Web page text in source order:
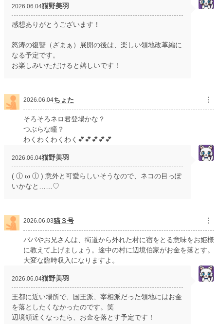
2026.06.04猫野美羽
感想ありがとうございます！
怒涛の復讐（ざまぁ）展開の後は、楽しい領地改革編に
なる予定です。
お楽しみいただけると嬉しいです！
2026.06.04ちょた ︙
そろそろネロ君登場かな？
つぶらな瞳？
わくわくわくわく💕💕💕💕💕
2026.06.04猫野美羽
( ⓛ ω ⓛ ) 意外と可愛らしいそうなので、ネコの目っぽ
いかなと……♡
2026.06.03猫３号 ︙
パパやお兄さんは、街道から外れた村に宿をとる意味をお姫様
に教えて上げましょう。途中の村に辺境伯家がお金を落とす。
大変な臨時収入になりますよ。
2026.06.04猫野美羽
王都に近い場所で、国王派、宰相派だった領地にはお金
を落としたくなかったのです。笑
辺境領近くなったら、お金を落とす予定です！